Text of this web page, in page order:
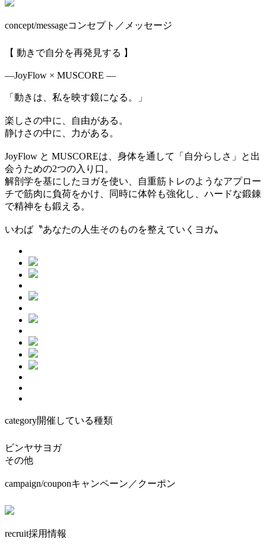
concept/messageコンセプト／メッセージ
【 動きで自分を再発見する 】
—JoyFlow × MUSCORE —
「動きは、私を映す鏡になる。」
楽しさの中に、自由がある。
静けさの中に、力がある。
JoyFlow と MUSCOREは、身体を通して「自分らしさ」と出
会うための2つの入り口。
解剖学を基にしたヨガを使い、自重筋トレのようなアプロー
チで筋肉に負荷をかけ、同時に体幹も強化し、ハードな鍛錬
で精神をも鍛える。
いわば〝あなたの人生そのものを整えていくヨガ〟
category開催している種類
ビンヤサヨガ
その他
campaign/couponキャンペーン／クーポン
recruit採用情報